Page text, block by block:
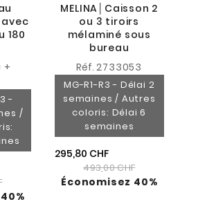
180
+
-
/
MELINA│Caisson 2
ou 3 tiroirs
mélaminé sous
bureau
Réf.2733053
MG-R1-R3 - Délai 2
semaines / Autres
coloris: Délai 6
semaines
295,80 CHF
493,00 CHF
Économisez 40%